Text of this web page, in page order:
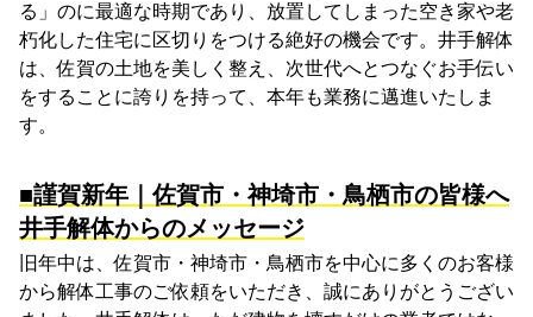
る」のに最適な時期であり、放置してしまった空き家や老
朽化した住宅に区切りをつける絶好の機会です。井手解体
は、佐賀の土地を美しく整え、次世代へとつなぐお手伝い
をすることに誇りを持って、本年も業務に邁進いたしま
す。
■謹賀新年｜佐賀市・神埼市・鳥栖市の皆様へ
井手解体からのメッセージ
旧年中は、佐賀市・神埼市・鳥栖市を中心に多くのお客様
から解体工事のご依頼をいただき、誠にありがとうござい